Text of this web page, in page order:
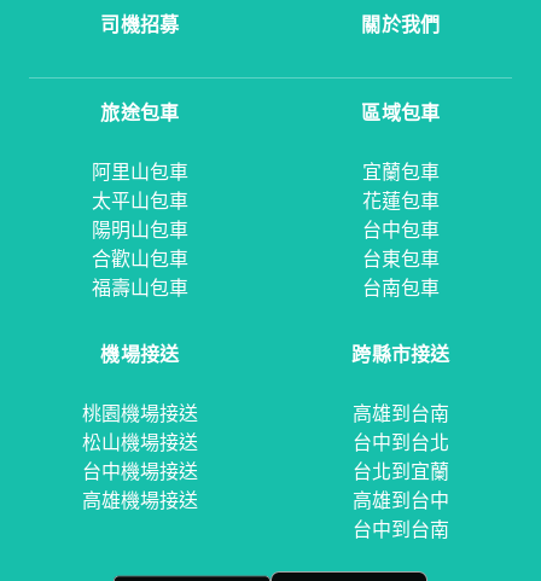
司機招募
關於我們
旅途包車
阿里山包車
太平山包車
陽明山包車
合歡山包車
福壽山包車
區域包車
宜蘭包車
花蓮包車
台中包車
台東包車
台南包車
機場接送
桃園機場接送
松山機場接送
台中機場接送
高雄機場接送
跨縣市接送
高雄到台南
台中到台北
台北到宜蘭
高雄到台中
台中到台南